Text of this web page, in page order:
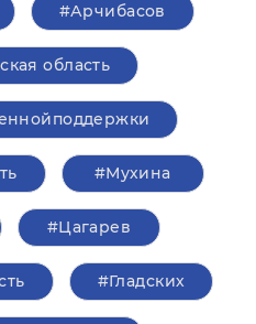
#Арчибасов
область
#Мухина
#Цагарев
#Гладских